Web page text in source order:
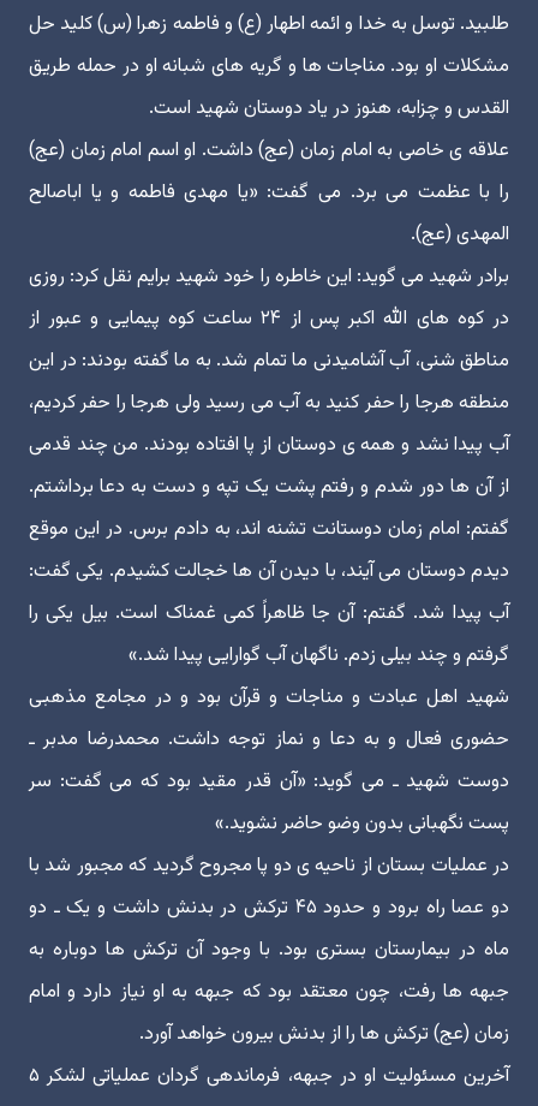
طلبید. توسل به خدا و ائمه اطهار (ع) و فاطمه زهرا (س) کلید حل
مشکلات او بود. مناجات ها و گریه های شبانه او در حمله طریق
القدس و چزابه، هنوز در یاد دوستان شهید است.
علاقه ی خاصی به امام زمان (عج) داشت. او اسم امام زمان (عج)
را با عظمت می برد. می گفت: «یا مهدی فاطمه و یا اباصالح
المهدی (عج).
برادر شهید می گوید: این خاطره را خود شهید برایم نقل کرد: روزی
در کوه های الله اکبر پس از ۲۴ ساعت کوه پیمایی و عبور از
مناطق شنی، آب آشامیدنی ما تمام شد. به ما گفته بودند: در این
منطقه هرجا را حفر کنید به آب می رسید ولی هرجا را حفر کردیم،
آب پیدا نشد و همه ی دوستان از پا افتاده بودند. من چند قدمی
از آن ها دور شدم و رفتم پشت یک تپه و دست به دعا برداشتم.
گفتم: امام زمان دوستانت تشنه اند، به دادم برس. در این موقع
دیدم دوستان می آیند، با دیدن آن ها خجالت کشیدم. یکی گفت:
آب پیدا شد. گفتم: آن جا ظاهراً کمی غمناک است. بیل یکی را
گرفتم و چند بیلی زدم. ناگهان آب گوارایی پیدا شد.»
شهید اهل عبادت و مناجات و قرآن بود و در مجامع مذهبی
حضوری فعال و به دعا و نماز توجه داشت. محمدرضا مدبر ـ
دوست شهید ـ می گوید: «آن قدر مقید بود که می گفت: سر
پست نگهبانی بدون وضو حاضر نشوید.»
در عملیات بستان از ناحیه ی دو پا مجروح گردید که مجبور شد با
دو عصا راه برود و حدود ۴۵ ترکش در بدنش داشت و یک ـ دو
ماه در بیمارستان بستری بود. با وجود آن ترکش ها دوباره به
جبهه ها رفت، چون معتقد بود که جبهه به او نیاز دارد و امام
زمان (عج) ترکش ها را از بدنش بیرون خواهد آورد.
آخرین مسئولیت او در جبهه، فرماندهی گردان عملیاتی لشکر ۵